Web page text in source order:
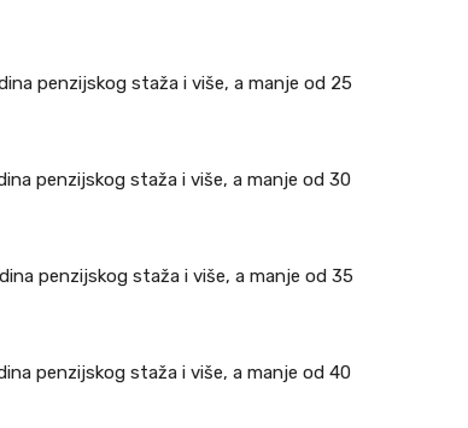
penzijskog staža i više, a manje od 25
penzijskog staža i više, a manje od 30
penzijskog staža i više, a manje od 35
penzijskog staža i više, a manje od 40